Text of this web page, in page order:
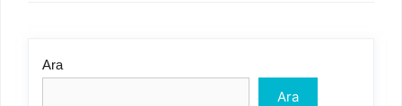
Ara
Ara